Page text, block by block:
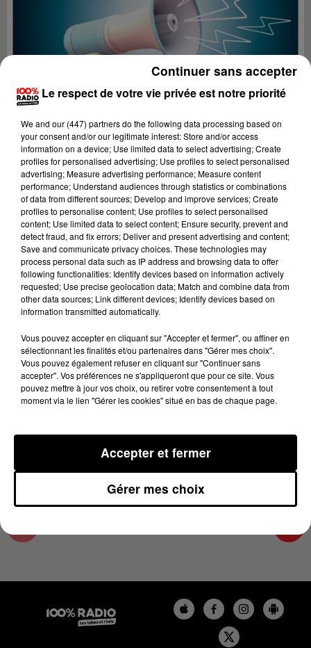
Lecture (4 min 19 sec)
100%
100% Radio les infos du Lot
4 juillet 2023 - 4 min 19 sec
LES INFOS DU LOT DU 04/07/2023 À 07H00
04/07/2023
Le respect de votre vie privée est notre priorité
We and our (447) partnersdo the following data processing based on
your consent and/or our legitimate interest: Store and/or access
information on a device; Use limited data to select advertising; Create
profiles for personalised advertising; Use profiles to select personalised
advertising; Measure advertising performance; Measure content
performance; Understand audiences through statistics or combinations
of data from different sources; Develop and improve services; Create
profiles to personalise content; Use profiles to select personalised
content; Use limited data to select content; Ensure security, prevent and
detect fraud, and fix errors; Deliver and present advertising and content;
Save and communicate privacy choices. These technologies may
process personal data such as IP address and browsing data to offer
following functionalities: Identify devices based on information actively
requested; Use precise geolocation data; Match and combine data from
other data sources; Link different devices; Identify devices based on
information transmitted automatically.
Vous pouvez accepter en cliquant sur "Accepter et fermer", ou affiner en
sélectionnant les finalités et/ou partenaires dans "Gérer mes choix".
Vous pouvez également refuser en cliquant sur "Continuer sans
accepter". Vos préférences ne s'appliqueront que pour ce site. Vous
pouvez mettre à jour vos choix, ou retirer votre consentement à tout
moment via le lien "Gérer les cookies" situé en bas de chaque page.
Gérer mes choix
Accepter et fermer
Continuer sans accepter